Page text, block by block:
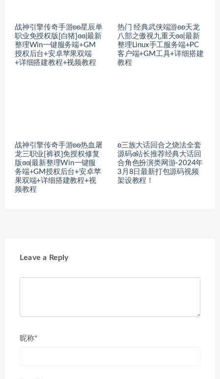
战神引擎传奇手游ʚʚ星辰单
职业免授权版[白猪]ɞɞ|最新
整理Win一键服务端+GM
授权后台+安卓苹果双端
+详细搭建教程+视频教程
热门 经典武侠端游ʚʚ天龙
八部之傲视九重天ɞɞ|最新
整理Linux手工服务端+PC
客户端+GM工具+详细搭建
教程
战神引擎传奇手游ʚʚ热血屠
龙三职业[裤衩]免授权修复
版ɞɞ|最新整理Win一键服
务端+GM授权后台+安卓苹
果双端+详细搭建教程+视
频教程
ʚ三族大话回合之烧法全套
源码ɞ站长推荐经典大话回
合角色扮演类网游-2024年
3月8日最新打包源码视频
架设教程！
Leave a Reply
昵称*